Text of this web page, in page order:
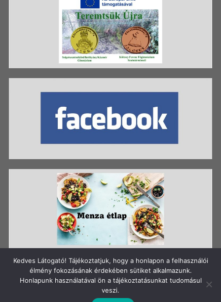
Szerzői jog: Szigetszentmiklósi Batthyány Kázmér
Gimnázium
Kedves Látogató! Tájékoztatjuk, hogy a honlapon a felhasználói
élmény fokozásának érdekében sütiket alkalmazunk.
Honlapunk használatával ön a tájékoztatásunkat tudomásul
veszi.